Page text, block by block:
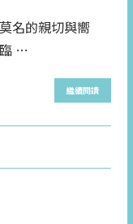
名的親切與嚮
…
繼續閱讀